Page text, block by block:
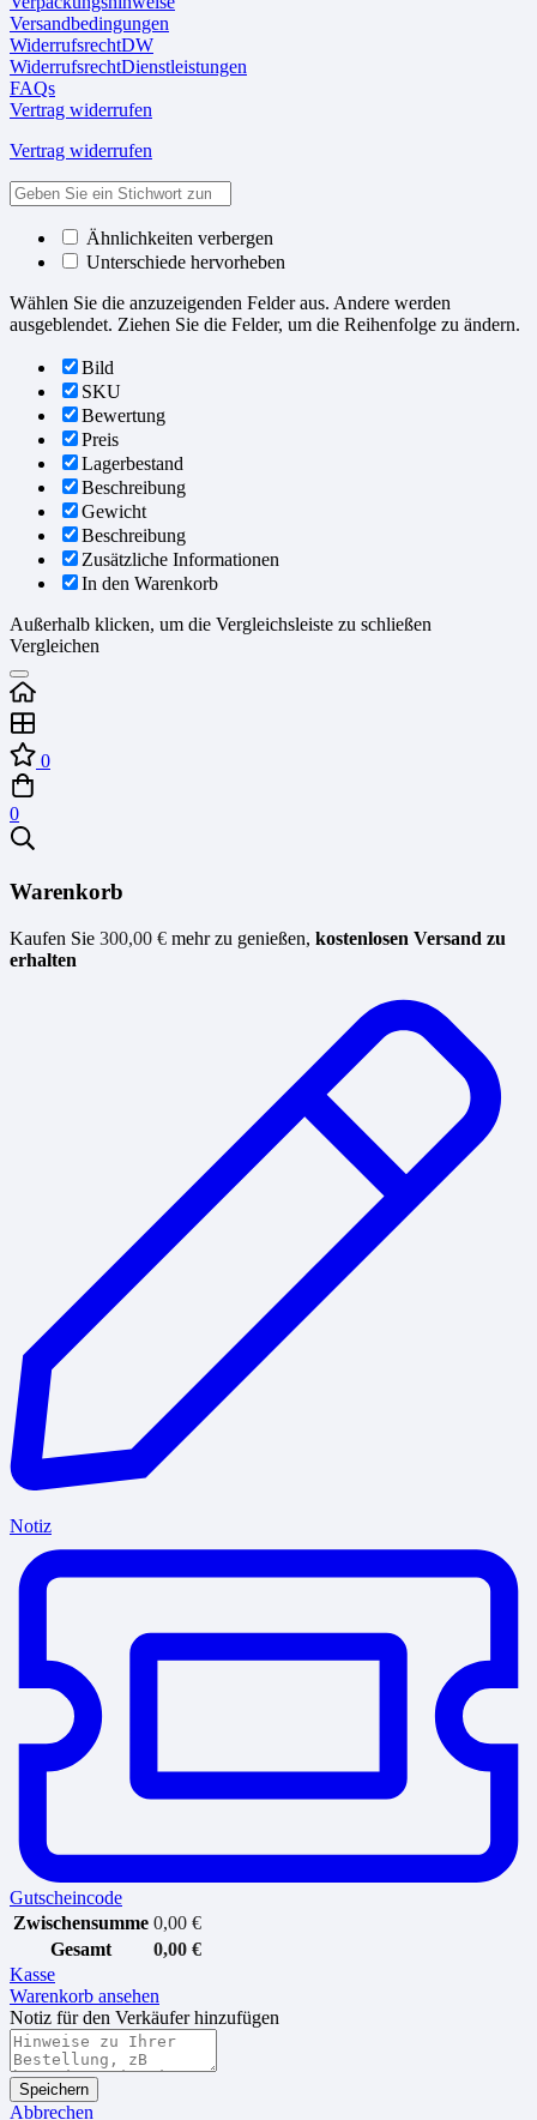
Versandbedingungen
WiderrufsrechtDW
WiderrufsrechtDienstleistungen
FAQs
Vertrag widerrufen
Vertrag widerrufen
Ähnlichkeiten verbergen
Unterschiede hervorheben
Wählen Sie die anzuzeigenden Felder aus. Andere werden
ausgeblendet. Ziehen Sie die Felder, um die Reihenfolge zu ändern.
Bild
SKU
Bewertung
Preis
Lagerbestand
Beschreibung
Gewicht
Beschreibung
Zusätzliche Informationen
In den Warenkorb
Außerhalb klicken, um die Vergleichsleiste zu schließen
Vergleichen
0
0
Warenkorb
Kaufen Sie 300,00 € mehr zu genießen, kostenlosen Versand zu
erhalten
Notiz
Gutscheincode
Zwischensumme 0,00 €
Gesamt
0,00 €
Kasse
Warenkorb ansehen
Notiz für den Verkäufer hinzufügen
Speichern
Abbrechen